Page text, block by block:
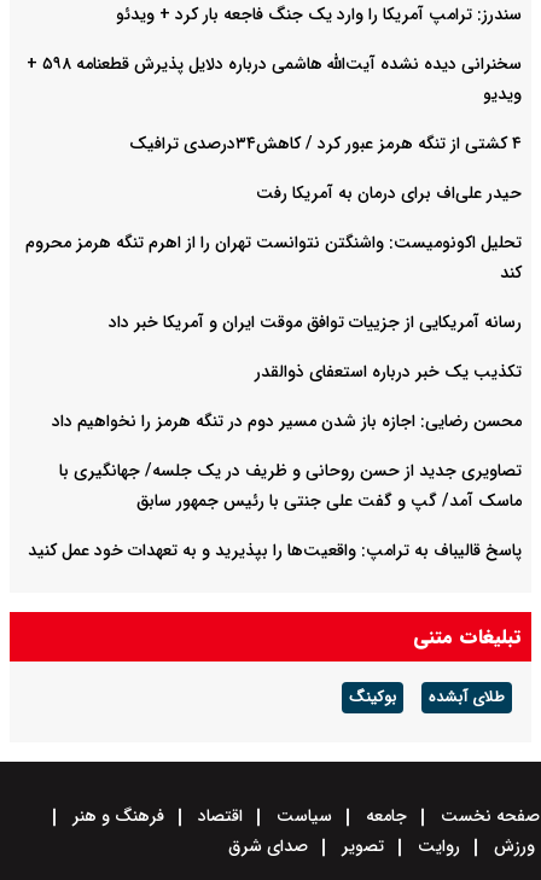
سندرز: ترامپ آمریکا را وارد یک جنگ فاجعه بار کرد + ویدئو
سخنرانی دیده نشده آیت‌الله هاشمی درباره دلایل پذیرش قطعنامه ۵۹۸ +
ویدیو
۴ کشتی از تنگه هرمز عبور کرد / کاهش۳۴درصدی ترافیک
حیدر علی‌اف برای درمان به آمریکا رفت
تحلیل اکونومیست: واشنگتن نتوانست تهران را از اهرم تنگه هرمز محروم
کند
رسانه آمریکایی از جزییات توافق موقت ایران و آمریکا خبر داد
تکذیب یک خبر درباره استعفای ذوالقدر
محسن رضایی: اجازه باز شدن مسیر دوم در تنگه هرمز را نخواهیم داد
تصاویری جدید از حسن روحانی و ظریف در یک جلسه/ جهانگیری با
ماسک آمد/ گپ و گفت علی جنتی با رئیس جمهور سابق
پاسخ قالیباف به ترامپ: واقعیت‌ها را بپذیرید و به تعهدات خود عمل کنید
تبلیغات متنی
طلای آبشده بوکینگ
صفحه نخست جامعه سیاست اقتصاد
فرهنگ و هنر
ورزش
روایت تصویر صدای شرق